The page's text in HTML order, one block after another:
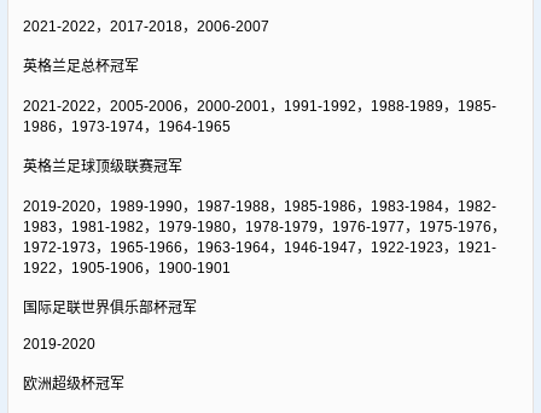
2021-2022，2017-2018，2006-2007
英格兰足总杯冠军
2021-2022，2005-2006，2000-2001，1991-1992，1988-1989，1985-
1986，1973-1974，1964-1965
英格兰足球顶级联赛冠军
2019-2020，1989-1990，1987-1988，1985-1986，1983-1984，1982-
1983，1981-1982，1979-1980，1978-1979，1976-1977，1975-1976，
1972-1973，1965-1966，1963-1964，1946-1947，1922-1923，1921-
1922，1905-1906，1900-1901
国际足联世界俱乐部杯冠军
2019-2020
欧洲超级杯冠军